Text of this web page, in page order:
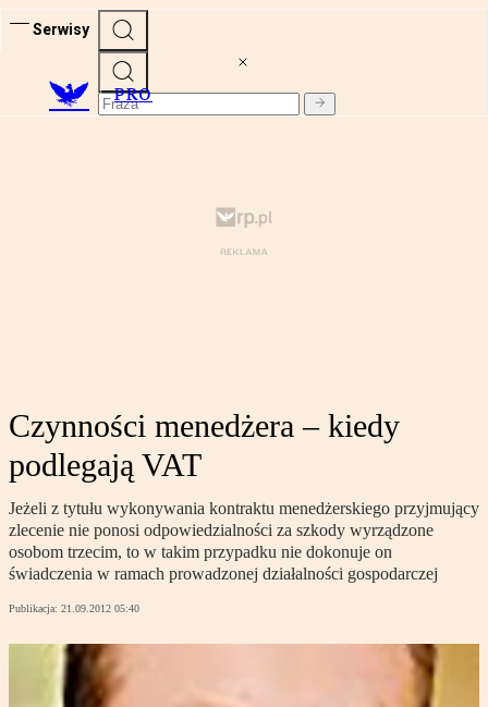
Serwisy
PRO
Czynności menedżera – kiedy
podlegają VAT
Jeżeli z tytułu wykonywania kontraktu menedżerskiego przyjmujący
zlecenie nie ponosi odpowiedzialności za szkody wyrządzone
osobom trzecim, to w takim przypadku nie dokonuje on
świadczenia w ramach prowadzonej działalności gospodarczej
Publikacja: 21.09.2012 05:40